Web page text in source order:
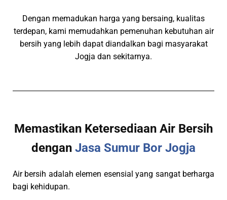
Dengan memadukan harga yang bersaing, kualitas
terdepan, kami memudahkan pemenuhan kebutuhan air
bersih yang lebih dapat diandalkan bagi masyarakat
Jogja dan sekitarnya.
Memastikan Ketersediaan Air Bersih
dengan Jasa Sumur Bor Jogja
Air bersih adalah elemen esensial yang sangat berharga
bagi kehidupan.